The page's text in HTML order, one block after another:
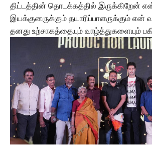
திட்டத்தின் தொடக்கத்தில் இருக்கிறேன்
இயக்குனருக்கும் தயாரிப்பாளருக்கும் என்
தனது உற்சாகத்தையும் வாழ்த்துகளையும்